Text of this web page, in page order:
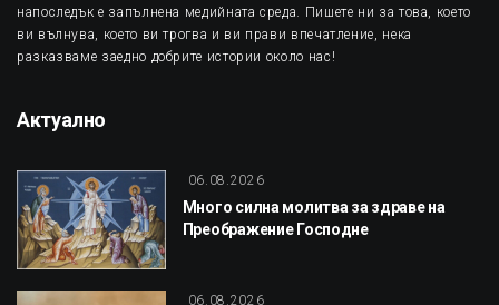
напоследък е запълнена медийната среда. Пишете ни за това, което
ви вълнува, което ви трогва и ви прави впечатление, нека
разказваме заедно добрите истории около нас!
Актуално
06.08.2026
Много силна молитва за здраве на
Преображение Господне
06.08.2026